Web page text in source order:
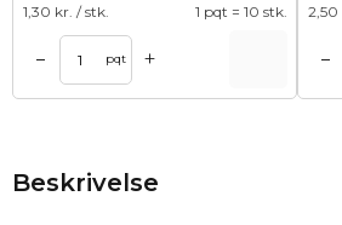
1,30 kr. / stk. 1 pqt = 10 stk.
– pqt +
2,50
–
Beskrivelse